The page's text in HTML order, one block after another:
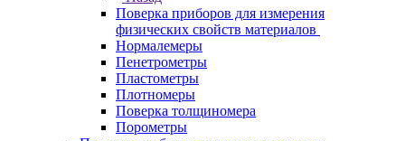
Поверка приборов для измерения
физических свойств материалов
Нормалемеры
Пенетрометры
Пластометры
Плотномеры
Поверка толщиномера
Порометры